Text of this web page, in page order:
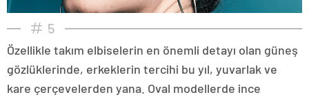
5
Özellikle takım elbiselerin en önemli detayı olan güneş
gözlüklerinde, erkeklerin tercihi bu yıl, yuvarlak ve
kare çerçevelerden yana. Oval modellerde ince